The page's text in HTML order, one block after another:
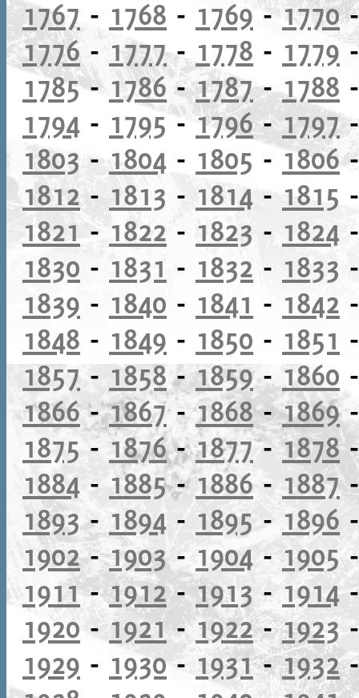
1767 - 1768 - 1769- 1770
1776 - 1777- 1778 - 1779
1785- 1786-1787-1788
1794 - 1795-1796-1797
1803- 1804 - 1805 -1806
1812- 1813 - 1814 - 1815
1821-1822 - 1823 - 1824
1830 - 1831 - 1832 - 1833
1839 - 1840 - 1841 - 1842
1848 - 1849 - 1850 - 1851
1857-1858-1859- 1860
1866-1867-1868-1869
1875 -1876-1877-1878
1884 - 1885-1886- 1887
1893- 1894 - 1895 - 1896
1902-1903-1904-1905
1911-1912-1913 -1914
1920 - 1921-1922-1923
1929 - 1930- 1931-1932